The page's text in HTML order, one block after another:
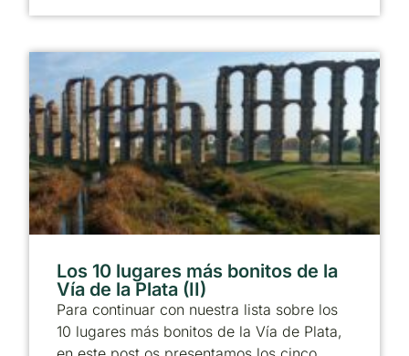
Los 10 lugares más bonitos de la
Vía de la Plata (II)
Para continuar con nuestra lista sobre los
10 lugares más bonitos de la Vía de Plata,